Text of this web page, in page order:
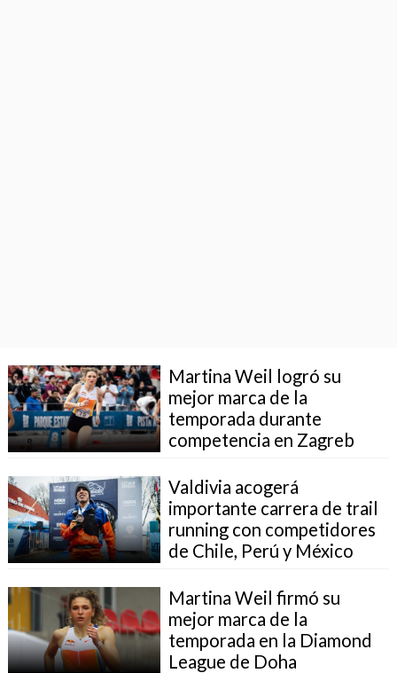
Martina Weil logró su
mejor marca de la
temporada durante
competencia en Zagreb
Valdivia acogerá
importante carrera de trail
running con competidores
de Chile, Perú y México
Martina Weil firmó su
mejor marca de la
temporada en la Diamond
League de Doha